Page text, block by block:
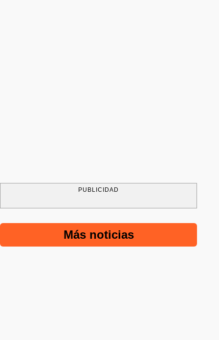
PUBLICIDAD
Más noticias